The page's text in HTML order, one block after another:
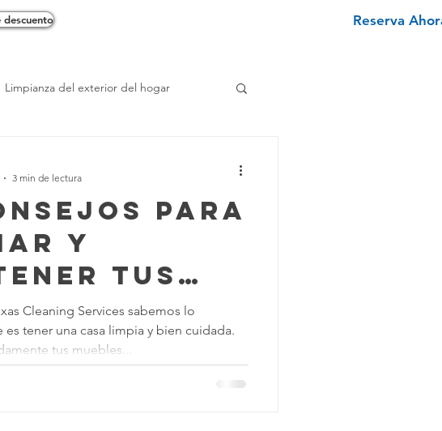
Reserva
Limpianza del exterior del hogar
Limpieza Mantenimiento Hogar
Truco de Limpieza Texano
para Eliminar Manchas
para
y
tus
de
Cleaning Services sabemos lo
tener una casa limpia y bien cuidada.
tus muebles...
3 min de lectura